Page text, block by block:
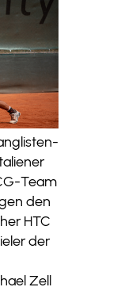
Team
den
HTC
der
an.
Zell